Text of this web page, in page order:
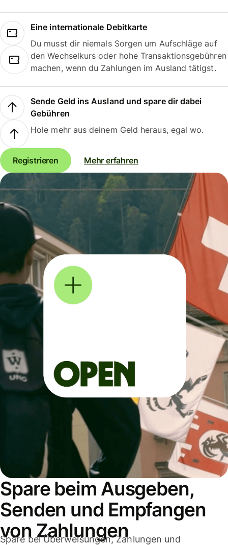
Eine internationale Debitkarte
Du musst dir niemals Sorgen um Aufschläge auf
den Wechselkurs oder hohe Transaktionsgebühren
machen, wenn du Zahlungen im Ausland tätigst.
Sende Geld ins Ausland und spare dir dabei
Gebühren
Hole mehr aus deinem Geld heraus, egal wo.
Registrieren Mehr erfahren
Spare beim Ausgeben,
Senden und Empfangen
von Zahlungen
Spare bei Überweisungen, Zahlungen und